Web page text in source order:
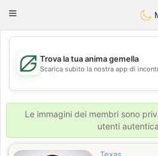
Toggle
💖
💕
Trova la tua anima gemella
Scarica subito la nostra app di
Le immagini dei membri sono
utenti